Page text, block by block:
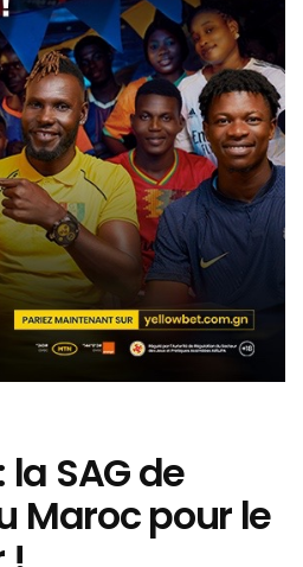
la SAG de
Maroc pour le